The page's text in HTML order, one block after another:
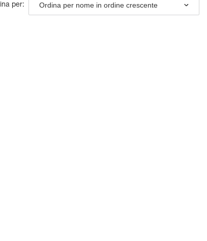
per: Ordina per nome in ordine crescente